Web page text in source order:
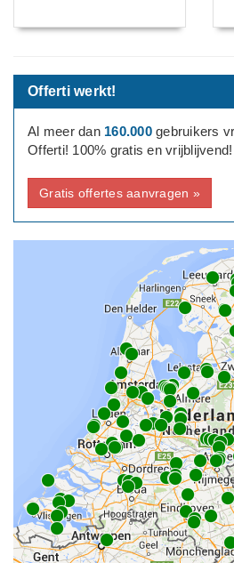
Offerti werkt!
Al meer dan 160.000gebruikers
Offerti! 100% gratis en vrijblijvend!
Gratis offertes aanvragen »